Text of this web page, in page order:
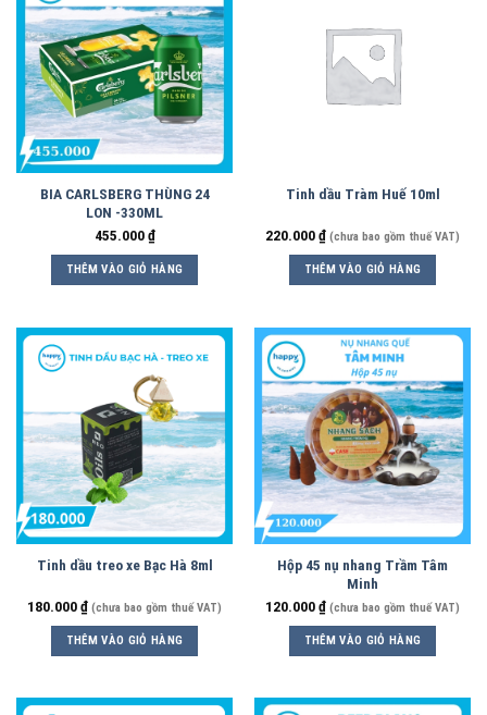
BIA CARLSBERG THÙNG 24
LON -330ML
455.000₫
THÊM VÀO GIỎ HÀNG
Tinh dầu Tràm Huế 10ml
220.000₫ (chưa bao gồm thuế VAT)
THÊM VÀO GIỎ HÀNG
Tinh dầu treo xe Bạc Hà 8ml
180.000₫ (chưa bao gồm thuế VAT)
THÊM VÀO GIỎ HÀNG
Hộp 45 nụ nhang Trầm Tâm
Minh
120.000₫ (chưa bao gồm thuế VAT)
THÊM VÀO GIỎ HÀNG